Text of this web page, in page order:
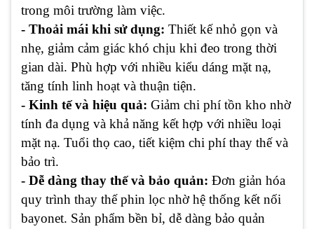
trong môi trường làm việc.
- Thoải mái khi sử dụng: Thiết kế nhỏ gọn và
nhẹ, giảm cảm giác khó chịu khi đeo trong thời
gian dài. Phù hợp với nhiều kiểu dáng mặt nạ,
tăng tính linh hoạt và thuận tiện.
- Kinh tế và hiệu quả: Giảm chi phí tồn kho nhờ
tính đa dụng và khả năng kết hợp với nhiều loại
mặt nạ. Tuổi thọ cao, tiết kiệm chi phí thay thế và
bảo trì.
- Dễ dàng thay thế và bảo quản: Đơn giản hóa
quy trình thay thế phin lọc nhờ hệ thống kết nối
bayonet. Sản phẩm bền bỉ, dễ dàng bảo quản